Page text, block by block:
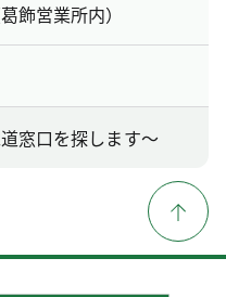
飾営業所内）
窓口を探します～